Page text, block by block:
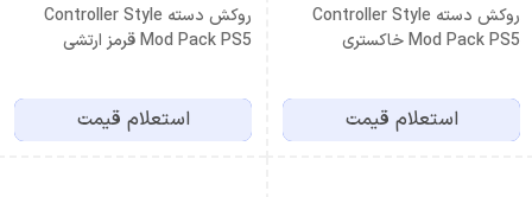
روکش دسته Controller Style
Mod Pack PS5 خاکستری
استعلام قیمت
روکش دسته Controller Style
Mod Pack PS5 قرمز ارتشی
استعلام قیمت